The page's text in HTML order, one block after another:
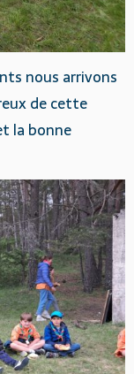
nous arrivons
de cette
la bonne